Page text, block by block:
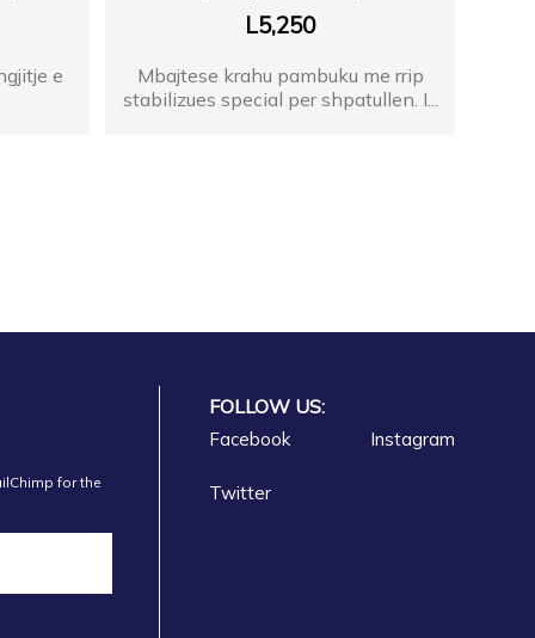
e
L5,250
Mbajtese krahu pambuku me rrip
stabilizues special per shpatullen. I...
for the
FOLLOW US:
Facebook Instagram
Twitter